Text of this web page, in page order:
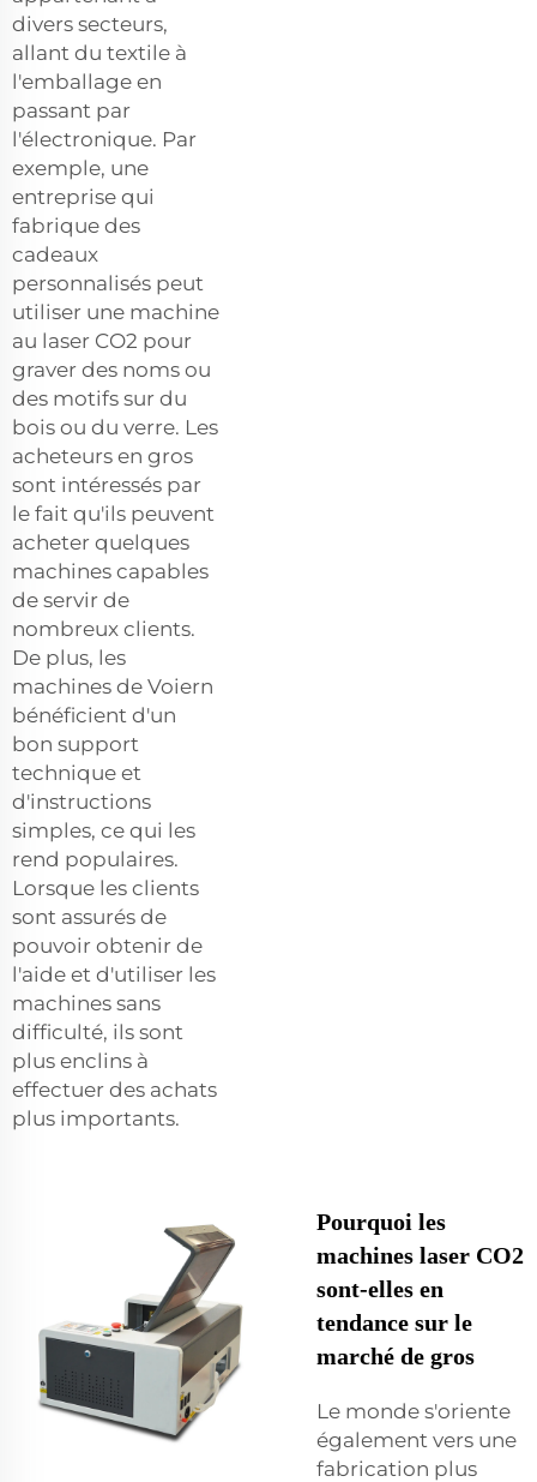
divers secteurs,
allant du textile à
l'emballage en
passant par
l'électronique. Par
exemple, une
entreprise qui
fabrique des
cadeaux
personnalisés peut
utiliser une machine
au laser CO2 pour
graver des noms ou
des motifs sur du
bois ou du verre. Les
acheteurs en gros
sont intéressés par
le fait qu'ils peuvent
acheter quelques
machines capables
de servir de
nombreux clients.
De plus, les
machines de Voiern
bénéficient d'un
bon support
technique et
d'instructions
simples, ce qui les
rend populaires.
Lorsque les clients
sont assurés de
pouvoir obtenir de
l'aide et d'utiliser les
machines sans
difficulté, ils sont
plus enclins à
effectuer des achats
plus importants.
Pourquoi les
machines laser CO2
sont-elles en
tendance sur le
marché de gros
Le monde s'oriente
également vers une
fabrication plus